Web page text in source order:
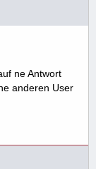
ne Antwort
anderen User